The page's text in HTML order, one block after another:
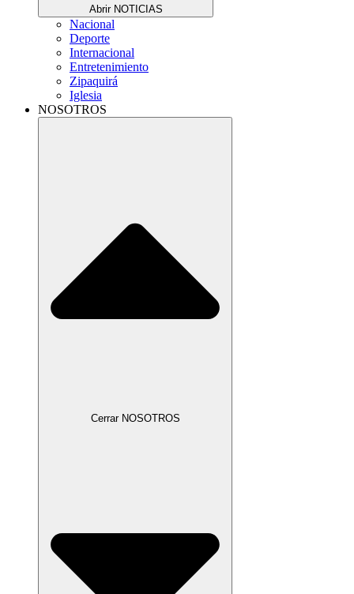
Abrir NOTICIAS
Nacional
Deporte
Internacional
Entretenimiento
Zipaquirá
Iglesia
NOSOTROS
Cerrar NOSOTROS